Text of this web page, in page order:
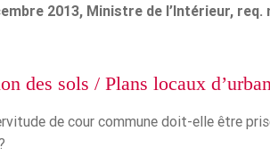
2013, Ministre de l’Intérieur, req.
des sols / Plans locaux
de cour commune doit-elle être